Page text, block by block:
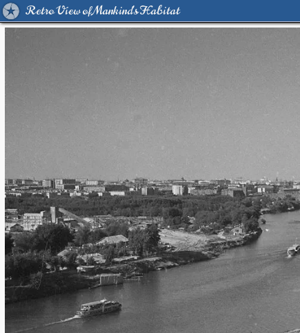
Retro View of Mankind's Habitat